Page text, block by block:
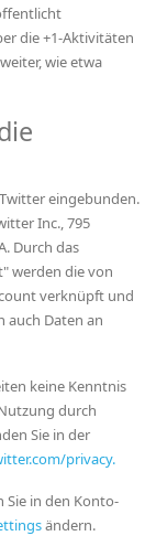
die +1-Aktivitäten
wie etwa
eingebunden.
Inc., 795
Durch das
werden die von
verknüpft und
auch Daten an
keine Kenntnis
durch
Sie in der
privacy.
in den Konto-
ändern.